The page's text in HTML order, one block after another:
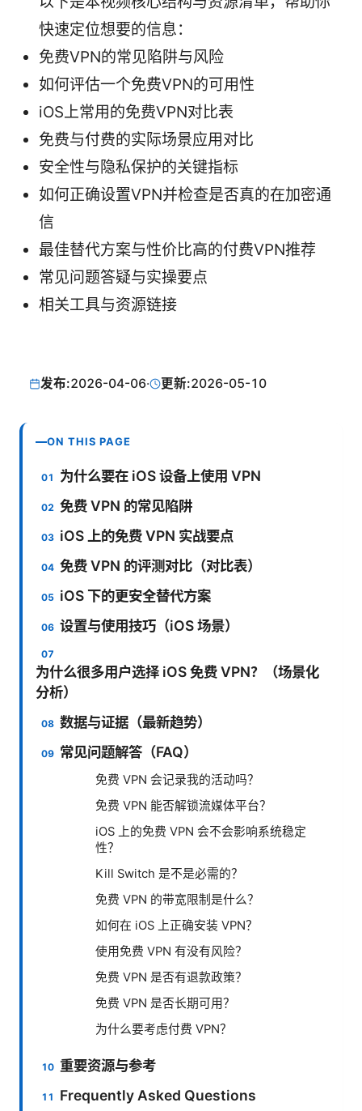
快速定位想要的信息：
免费VPN的常见陷阱与风险
如何评估一个免费VPN的可用性
iOS上常用的免费VPN对比表
免费与付费的实际场景应用对比
安全性与隐私保护的关键指标
如何正确设置VPN并检查是否真的在加密通
信
最佳替代方案与性价比高的付费VPN推荐
常见问题答疑与实操要点
相关工具与资源链接
发布:2026-04-06· 更新:2026-05-10
ON THIS PAGE
为什么要在 iOS 设备上使用 VPN
免费 VPN 的常见陷阱
iOS 上的免费 VPN 实战要点
免费 VPN 的评测对比（对比表）
iOS 下的更安全替代方案
设置与使用技巧（iOS 场景）
为什么很多用户选择 iOS 免费 VPN？（场景化
分析）
数据与证据（最新趋势）
常见问题解答（FAQ）
免费 VPN 会记录我的活动吗？
免费 VPN 能否解锁流媒体平台？
iOS 上的免费 VPN 会不会影响系统稳定
性？
Kill Switch 是不是必需的？
免费 VPN 的带宽限制是什么？
如何在 iOS 上正确安装 VPN？
使用免费 VPN 有没有风险？
免费 VPN 是否有退款政策？
免费 VPN 是否长期可用？
为什么要考虑付费 VPN？
重要资源与参考
Frequently Asked Questions